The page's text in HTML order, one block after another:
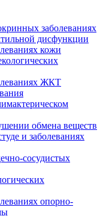
заболеваниях
дисфункции
кожи
ЖКТ
обмена веществ
и заболеваниях
сосудистых
опорно-